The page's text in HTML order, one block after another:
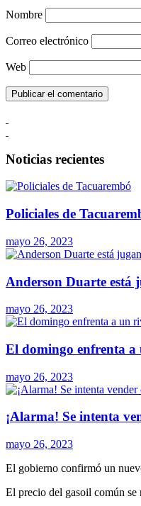
Nombre
Correo electrónico
Web
Noticias recientes
Policiales de
mayo 26, 2023
Anderson Duarte está
mayo 26, 2023
El domingo enfrenta
mayo 26, 2023
¡Alarma! Se intenta
mayo 26, 2023
El gobierno confirmó un
El precio del gasoil común se